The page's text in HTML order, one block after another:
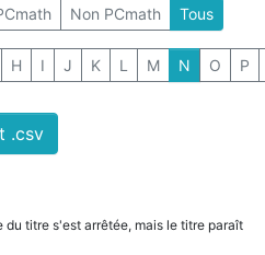
Non PCmath Tous
H I J K L M N O P
.csv
titre s'est arrêtée, mais le titre paraît